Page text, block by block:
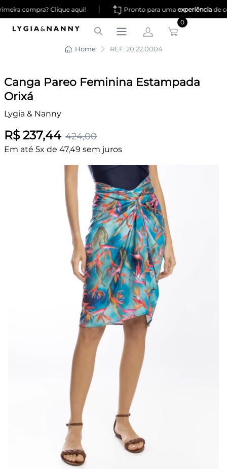
compra? Clique aqui! Pronto para umaexperiênciade
0
Home REF: 20.22.0004
Canga Pareo Feminina Estampada
Orixá
Lygia & Nanny
R$ 237,44 424,00
Em até 5x de 47,49 sem juros